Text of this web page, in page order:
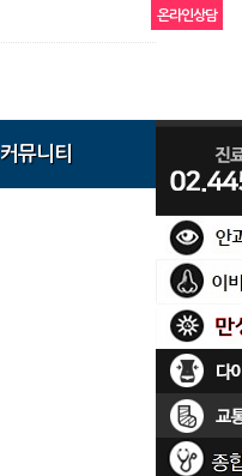
커뮤니티
온라인상담